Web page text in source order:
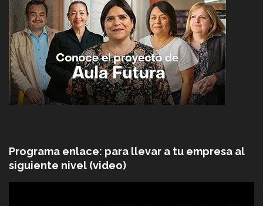
Programa enlace: para llevar a tu empresa al
siguiente nivel (video)